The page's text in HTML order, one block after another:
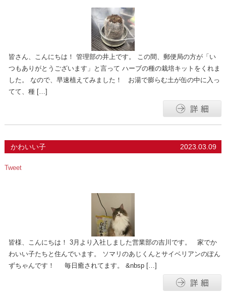
皆さん、こんにちは！ 管理部の井上です。 この間、郵便局の方が「い
つもありがとうございます」と言って ハーブの種の栽培キットをくれま
した。 なので、早速植えてみました！ お湯で膨らむ土が缶の中に入っ
てて、種 […]
かわいい子 2023.03.09
Tweet
皆様、こんにちは！ 3月より入社しました営業部の吉川です。 家でか
わいい子たちと住んでいます。 ソマリのあじくんとサイベリアンのぽん
ずちゃんです！ 毎日癒されてます。 &nbsp […]